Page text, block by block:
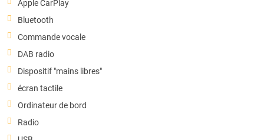
Apple CarPlay
Bluetooth
Commande vocale
DAB radio
Dispositif "mains libres"
écran tactile
Ordinateur de bord
Radio